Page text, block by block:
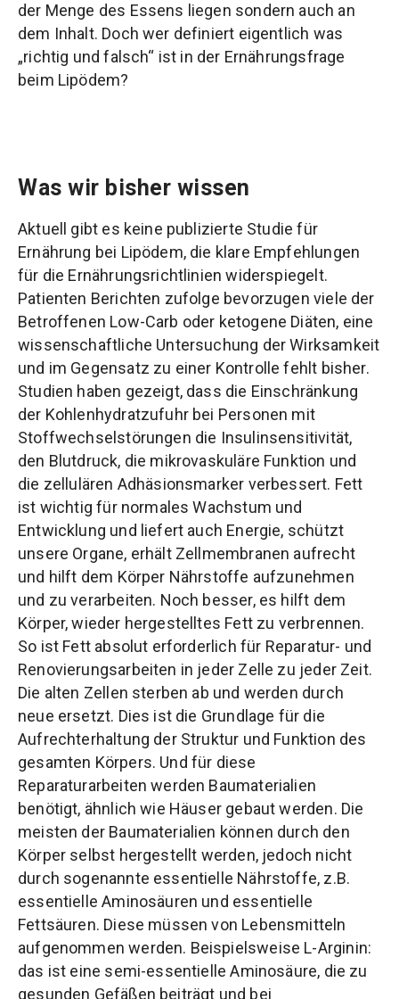
der Menge des Essens liegen sondern auch an
dem Inhalt. Doch wer definiert eigentlich was
„richtig und falsch“ ist in der Ernährungsfrage
beim Lipödem?
Was wir bisher wissen
Aktuell gibt es keine publizierte Studie für
Ernährung bei Lipödem, die klare Empfehlungen
für die Ernährungsrichtlinien widerspiegelt.
Patienten Berichten zufolge bevorzugen viele der
Betroffenen Low-Carb oder ketogene Diäten, eine
wissenschaftliche Untersuchung der Wirksamkeit
und im Gegensatz zu einer Kontrolle fehlt bisher.
Studien haben gezeigt, dass die Einschränkung
der Kohlenhydratzufuhr bei Personen mit
Stoffwechselstörungen die Insulinsensitivität,
den Blutdruck, die mikrovaskuläre Funktion und
die zellulären Adhäsionsmarker verbessert. Fett
ist wichtig für normales Wachstum und
Entwicklung und liefert auch Energie, schützt
unsere Organe, erhält Zellmembranen aufrecht
und hilft dem Körper Nährstoffe aufzunehmen
und zu verarbeiten. Noch besser, es hilft dem
Körper, wieder hergestelltes Fett zu verbrennen.
So ist Fett absolut erforderlich für Reparatur- und
Renovierungsarbeiten in jeder Zelle zu jeder Zeit.
Die alten Zellen sterben ab und werden durch
neue ersetzt. Dies ist die Grundlage für die
Aufrechterhaltung der Struktur und Funktion des
gesamten Körpers. Und für diese
Reparaturarbeiten werden Baumaterialien
benötigt, ähnlich wie Häuser gebaut werden. Die
meisten der Baumaterialien können durch den
Körper selbst hergestellt werden, jedoch nicht
durch sogenannte essentielle Nährstoffe, z.B.
essentielle Aminosäuren und essentielle
Fettsäuren. Diese müssen von Lebensmitteln
aufgenommen werden. Beispielsweise L-Arginin:
das ist eine semi-essentielle Aminosäure, die zu
gesunden Gefäßen beiträgt und bei